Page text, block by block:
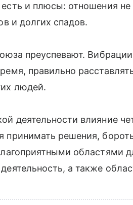
и плюсы: отношения
и долгих спадов.
преуспевают.
правильно
людей.
деятельности влияние
принимать решения,
областями
а также